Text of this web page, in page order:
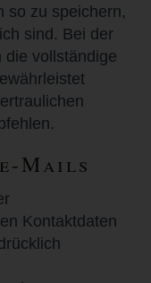
so zu speichern,
sind. Bei der
die vollständige
Mails
Kontaktdaten